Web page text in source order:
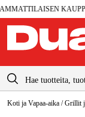
KAUPPA –
Suomi
info@duab.fi
Koti ja Vapaa-aika /Grillit